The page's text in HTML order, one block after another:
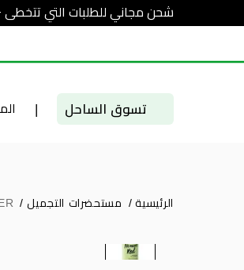
شحن مجاني للطلبات التي تتخطى ٣٥٠٠ جنيه
تسوق الساحل |
الرئيسية / مستحضرات التجميل /